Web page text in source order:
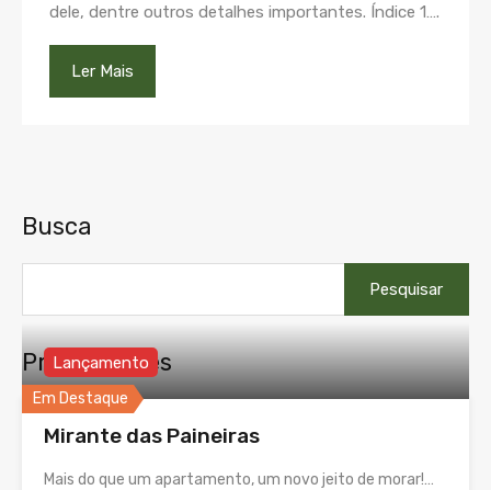
dele, dentre outros detalhes importantes. Índice 1….
Ler Mais
Busca
por:
Propriedades
Em Destaque
Lançamento
Mirante das Paineiras
Mais do que um apartamento, um novo jeito de morar!…